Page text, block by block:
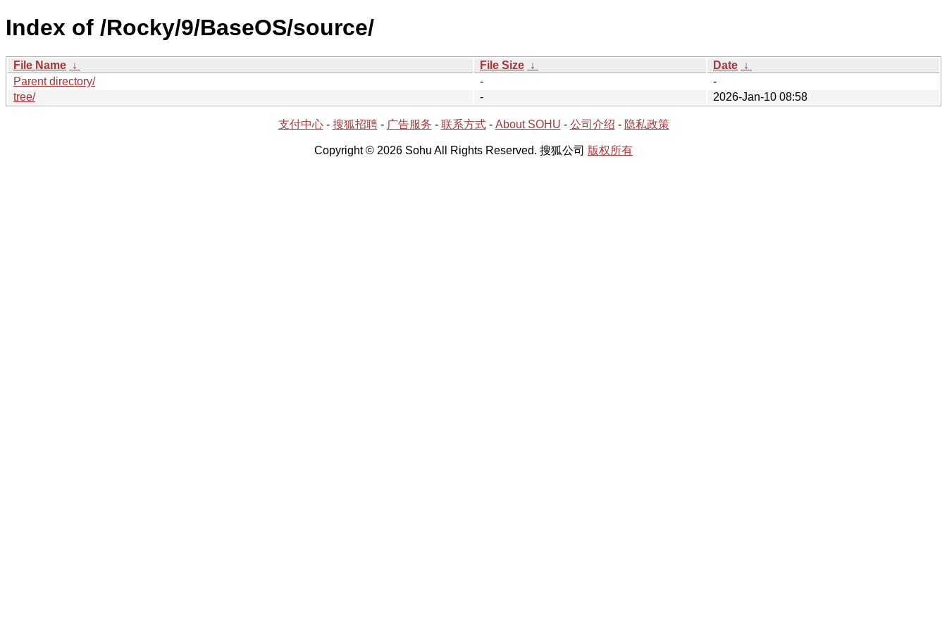
Index of /Rocky/9/BaseOS/source/
File Name ↓ File Size ↓ Date ↓
Parent directory/
-
-
tree/
- 2026-Jan-10 08:58
支付中心- 搜狐招聘- 广告服务 - 联系方式- About SOHU - 公司介绍 - 隐私政策
Copyright © 2026 Sohu All Rights Reserved. 搜狐公司 版权所有